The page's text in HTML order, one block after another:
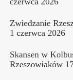
Zwiedzanie
1 czerwca 2026
Skansen w
Rzeszowiaków